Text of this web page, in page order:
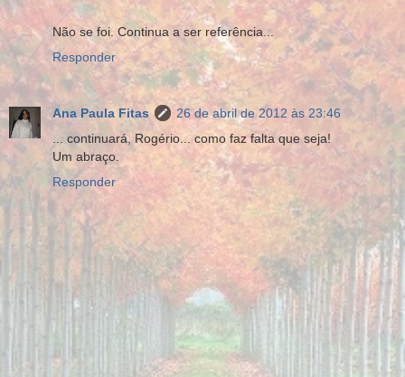
Não se foi. Continua a ser referência...
Responder
Ana Paula Fitas
26 de abril de 2012 às 23:46
... continuará, Rogério... como faz falta que seja!
Um abraço.
Responder